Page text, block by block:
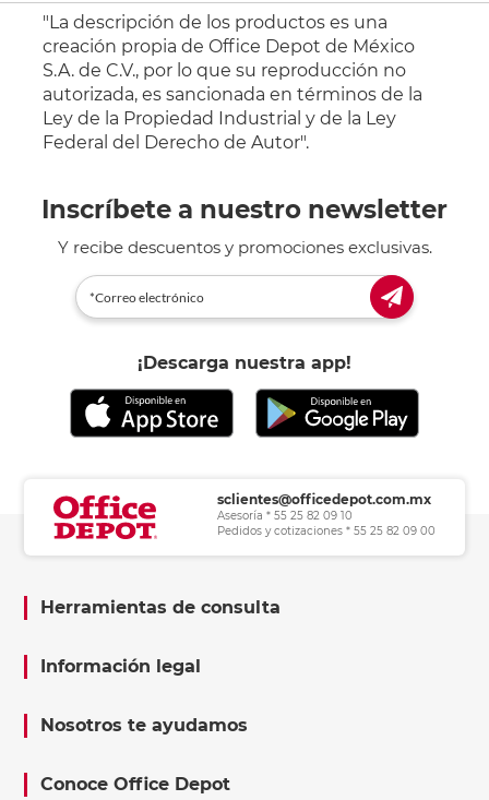
"La descripción de los productos es una
creación propia de Office Depot de México
S.A. de C.V., por lo que su reproducción no
autorizada, es sancionada en términos de la
Ley de la Propiedad Industrial y de la Ley
Federal del Derecho de Autor".
Inscríbete a nuestro newsletter
Y recibe descuentos y promociones exclusivas.
¡Descarga nuestra app!
sclientes@officedepot.com.mx
Asesoría * 55 25 82 09 10
Pedidos y cotizaciones * 55 25 82 09 00
Herramientas de consulta
Información legal
Nosotros te ayudamos
Conoce Office Depot